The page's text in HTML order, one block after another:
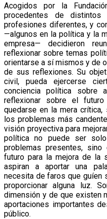
Acogidos por la
procedentes de
profesiones diferentes, y
—algunos en la política y la
empresa— decidieron
reflexionar sobre temas
orientarse a sí mismos y de
de sus reflexiones. Su
civil, pueda ejercerse
conciencia política sobre
reflexionar sobre el
quedarse en la mera
los problemas más
visión proyectiva para
política no puede ser
problemas presentes,
futuro para la mejora de la
aspiran a aportar una
necesita de faros que guíen
proporcionar alguna luz.
dimensión y de que existen
aportaciones importantes
público.